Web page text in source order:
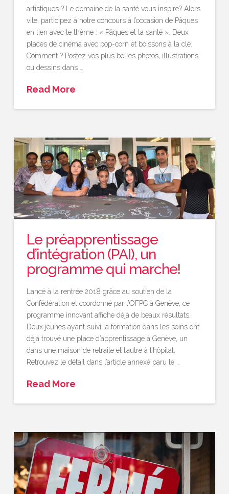
artistiques ? Le domaine de la santé vous inspire? Alors
vite, participez à notre concours à l’occasion de Pâques
en lien avec le thème : « Pâques et la santé ». Deux
places de cinéma avec pop-corn et boissons à la clé.
Comment ? Postez vos plus belles photos, illustrations
ou dessins dans …
Read More
Le préapprentissage
d’intégration (PAI), un
programme qui marche!
Lancé à la rentrée 2018 grâce au soutien de la
Confédération et coordonné par l’OFPC à Genève, ce
programme innovant affiche déjà de beaux résultats.
Deux jeunes ayant suivi la formation dans les soins ont
déjà trouvé une place d’apprentissage à Genève, un
dans une maison de retraite et l’autre à l’hôpital.
Retrouvez le détail dans l’article annexé paru le …
Read More